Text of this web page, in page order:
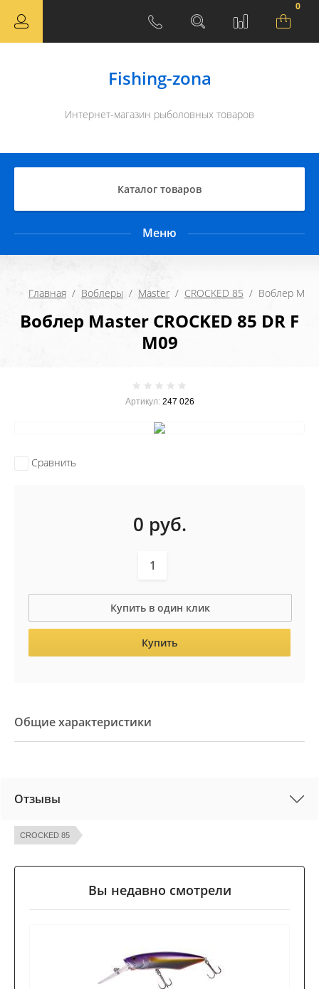
0
Fishing-zona
Интернет-магазин рыболовных товаров
Каталог товаров
Меню
Главная
  /
Воблеры
  /
Master
  /
CROCKED 85
/  Воблер
Воблер Master CROCKED 85 DR F
M09
Артикул:247 026
Сравнить
0 руб.
Купить в один клик
Купить
Общие характеристики
Отзывы
CROCKED 85
Вы недавно смотрели